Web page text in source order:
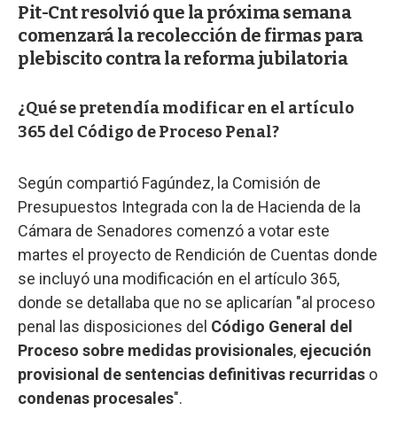
Pit-Cnt resolvió que la próxima semana
comenzará la recolección de firmas para
plebiscito contra la reforma jubilatoria
¿Qué se pretendía modificar en el artículo
365 del Código de Proceso Penal?
Según compartió Fagúndez, la Comisión de
Presupuestos Integrada con la de Hacienda de la
Cámara de Senadores comenzó a votar este
martes el proyecto de Rendición de Cuentas donde
se incluyó una modificación en el artículo 365,
donde se detallaba que no se aplicarían "al proceso
penal las disposiciones del Código General del
Proceso sobre medidas provisionales, ejecución
provisional de sentencias definitivas recurridas o
condenas procesales".